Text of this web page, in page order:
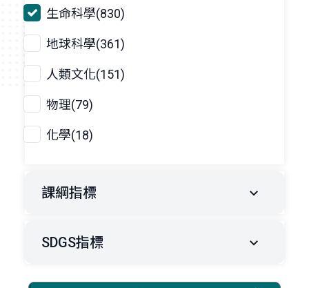
生命科學(830)
地球科學(361)
人類文化(151)
物理(79)
化學(18)
課綱指標
SDGS指標